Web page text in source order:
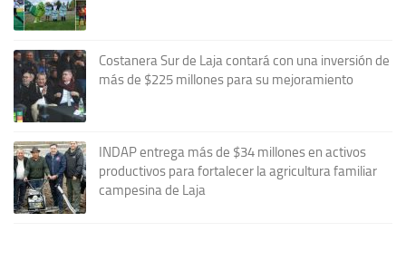
Costanera Sur de Laja contará con una inversión de
más de $225 millones para su mejoramiento
INDAP entrega más de $34 millones en activos
productivos para fortalecer la agricultura familiar
campesina de Laja